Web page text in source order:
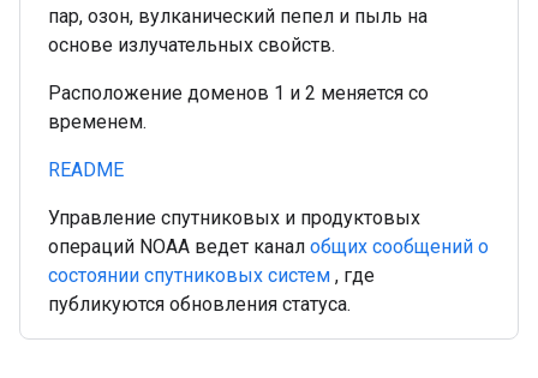
пар, озон, вулканический пепел и пыль на
основе излучательных свойств.
Расположение доменов 1 и 2 меняется со
временем.
README
Управление спутниковых и продуктовых
операций NOAA ведет канал общих сообщений о
состоянии спутниковых систем , где
публикуются обновления статуса.